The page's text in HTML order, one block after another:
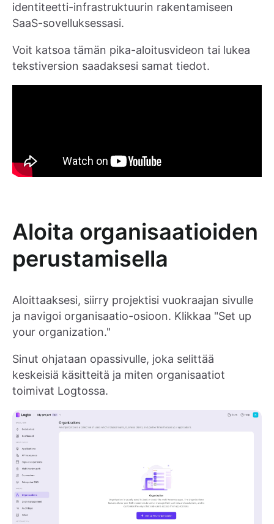
identiteetti-infrastruktuurin rakentamiseen
SaaS-sovelluksessasi.
Voit katsoa tämän pika-aloitusvideon tai lukea
tekstiversion saadaksesi samat tiedot.
Aloita organisaatioiden
perustamisella
Aloittaaksesi, siirry projektisi vuokraajan sivulle
ja navigoi organisaatio-osioon. Klikkaa "Set up
your organization."
Sinut ohjataan opassivulle, joka selittää
keskeisiä käsitteitä ja miten organisaatiot
toimivat Logtossa.